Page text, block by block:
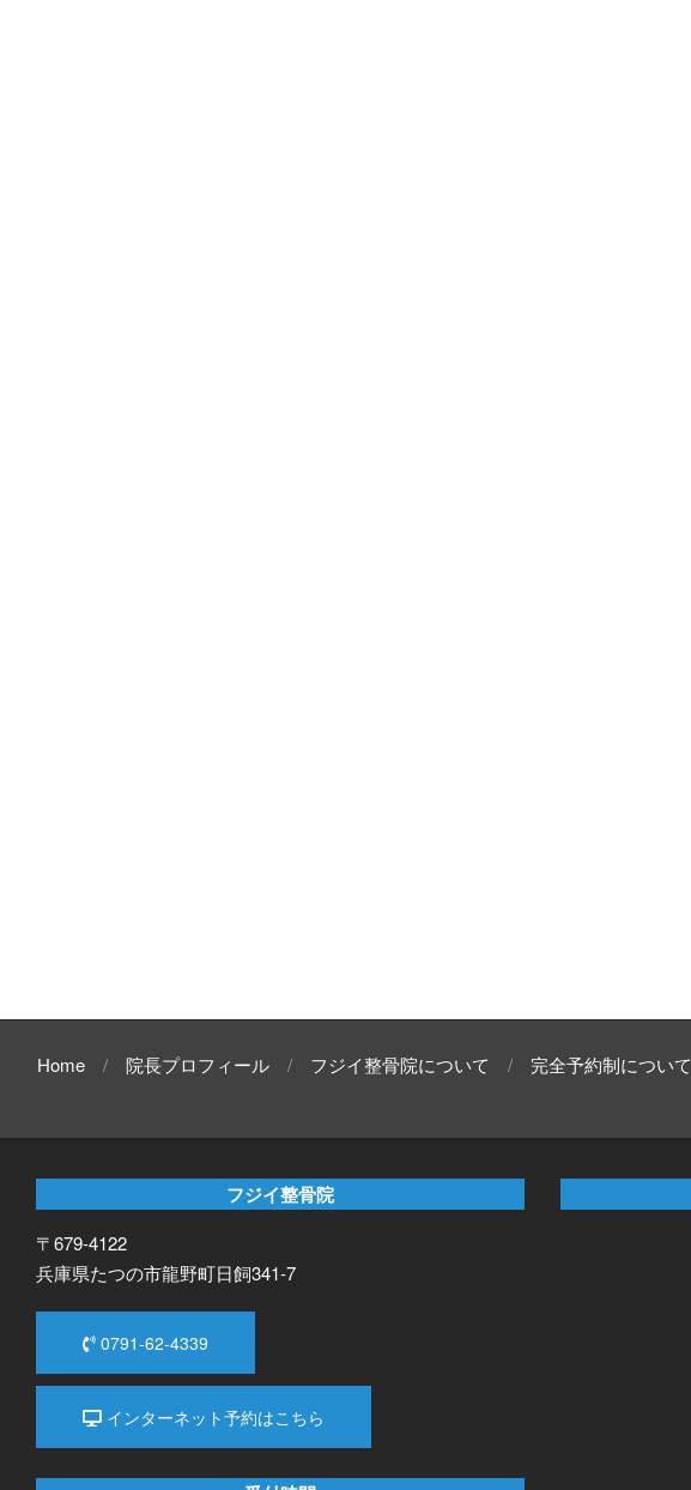
Home 院長プロフィール フジイ整骨院について 完全予約制について
フジイ整骨院
〒679-4122
兵庫県たつの市龍野町日飼341-7
0791-62-4339
インターネット予約はこちら